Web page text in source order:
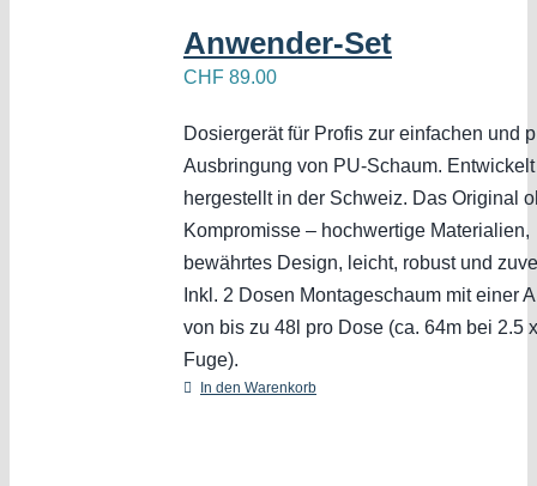
Anwender-Set
CHF 89.00
Dosiergerät für Profis zur einfachen und
Ausbringung von PU-Schaum.
hergestellt in der Schweiz. Das Original
Kompromisse – hochwertige Materialien,
bewährtes Design, leicht, robust und
Inkl. 2 Dosen Montageschaum mit einer
von bis zu 48l pro Dose (ca. 64m bei 2.5
Fuge).
In den Warenkorb